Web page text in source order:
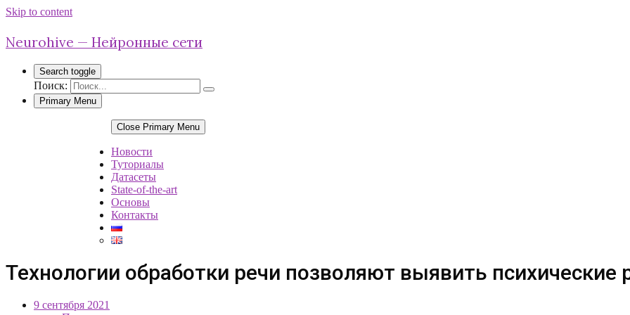
Skip to content
Neurohive — Нейронные сети
Search toggle
Поиск:
Primary Menu
Close Primary Menu
Новости
Туториалы
Датасеты
State-of-the-art
Основы
Контакты
Технологии обработки речи позволяют выявить психические
9 сентября 2021